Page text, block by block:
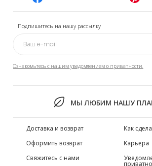
Подпишитесь на нашу рассылку
Ознакомьтесь с нашим уведомлением о приватности.
МЫ ЛЮБИМ НАШУ
Доставка и возврат
Оформить возврат
Свяжитесь с нами
Как
Карьера